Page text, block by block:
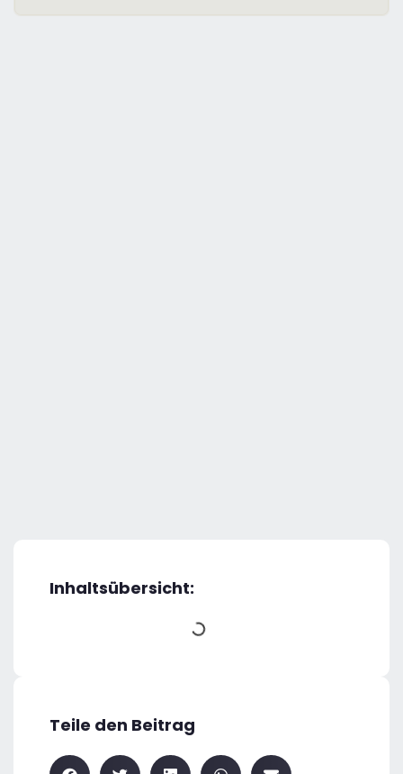
Inhaltsübersicht:
Teile den Beitrag